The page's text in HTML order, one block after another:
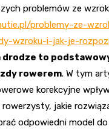
problemów ze
problemy-ze-
wzroku-i-jak-je-
drodze to
rowerem. W tym
korekcyjne
jakie
odpowiedni model